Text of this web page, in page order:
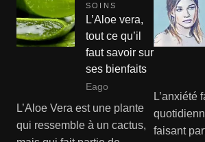
SOINS
L’Aloe vera,
tout ce qu’il
faut savoir sur
ses bienfaits
Eago
L’Aloe Vera est une plante
qui ressemble à un cactus,
L’anxiété
faisant